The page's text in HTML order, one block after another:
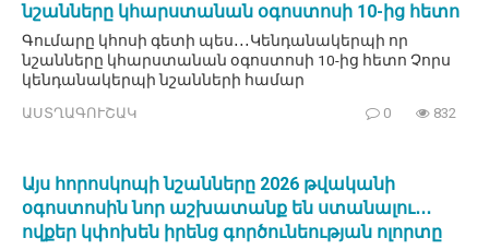
նշանները կհարստանան օգոստոսի 10-ից հետո
Գումարը կհոսի գետի պես․․․Կենդանակերպի որ
նշանները կհարստանան օգոստոսի 10-ից հետո Չորս
կենդանակերպի նշանների համար
ԱՍՏՂԱԳՈՒՇԱԿ 0 832
Այս հորոսկոպի նշանները 2026 թվականի
օգոստոսին նոր աշխատանք են ստանալու․․․
ովքեր կփոխեն իրենց գործունեության ոլորտը